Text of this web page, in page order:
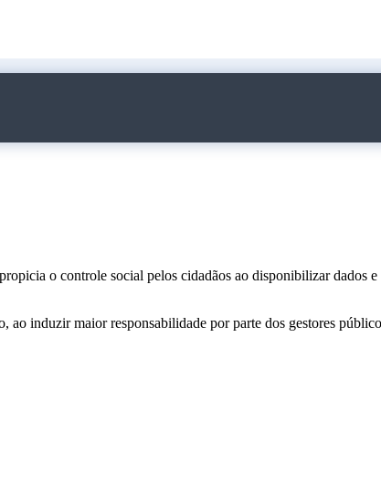
o controle social pelos cidadãos ao disponibilizar dados
ao induzir maior responsabilidade por parte dos gestores